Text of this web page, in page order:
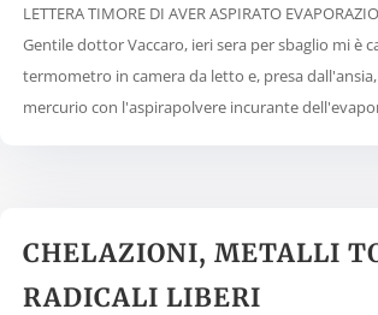
LETTERA TIMORE DI AVER ASPIRATO
Gentile dottor Vaccaro, ieri sera per sbaglio mi è
termometro in camera da letto e, presa
mercurio con l'aspirapolvere incurante
CHELAZIONI, METALLI
RADICALI LIBERI